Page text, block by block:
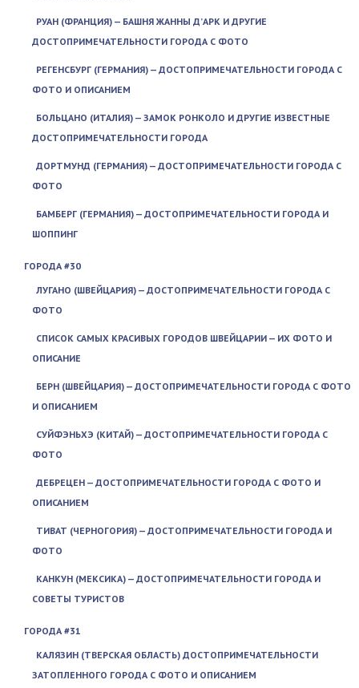
РУАН (ФРАНЦИЯ) — БАШНЯ ЖАННЫ Д’АРК И ДРУГИЕ
ДОСТОПРИМЕЧАТЕЛЬНОСТИ ГОРОДА С ФОТО
РЕГЕНСБУРГ (ГЕРМАНИЯ) — ДОСТОПРИМЕЧАТЕЛЬНОСТИ ГОРОДА С
ФОТО И ОПИСАНИЕМ
БОЛЬЦАНО (ИТАЛИЯ) — ЗАМОК РОНКОЛО И ДРУГИЕ ИЗВЕСТНЫЕ
ДОСТОПРИМЕЧАТЕЛЬНОСТИ ГОРОДА
ДОРТМУНД (ГЕРМАНИЯ) — ДОСТОПРИМЕЧАТЕЛЬНОСТИ ГОРОДА С
ФОТО
БАМБЕРГ (ГЕРМАНИЯ) — ДОСТОПРИМЕЧАТЕЛЬНОСТИ ГОРОДА И
ШОППИНГ
ГОРОДА #30
ЛУГАНО (ШВЕЙЦАРИЯ) — ДОСТОПРИМЕЧАТЕЛЬНОСТИ ГОРОДА С
ФОТО
СПИСОК САМЫХ КРАСИВЫХ ГОРОДОВ ШВЕЙЦАРИИ — ИХ ФОТО И
ОПИСАНИЕ
БЕРН (ШВЕЙЦАРИЯ) — ДОСТОПРИМЕЧАТЕЛЬНОСТИ ГОРОДА С ФОТО
И ОПИСАНИЕМ
СУЙФЭНЬХЭ (КИТАЙ) — ДОСТОПРИМЕЧАТЕЛЬНОСТИ ГОРОДА С
ФОТО
ДЕБРЕЦЕН — ДОСТОПРИМЕЧАТЕЛЬНОСТИ ГОРОДА С ФОТО И
ОПИСАНИЕМ
ТИВАТ (ЧЕРНОГОРИЯ) — ДОСТОПРИМЕЧАТЕЛЬНОСТИ ГОРОДА И
ФОТО
КАНКУН (МЕКСИКА) — ДОСТОПРИМЕЧАТЕЛЬНОСТИ ГОРОДА И
СОВЕТЫ ТУРИСТОВ
ГОРОДА #31
КАЛЯЗИН (ТВЕРСКАЯ ОБЛАСТЬ) ДОСТОПРИМЕЧАТЕЛЬНОСТИ
ЗАТОПЛЕННОГО ГОРОДА С ФОТО И ОПИСАНИЕМ